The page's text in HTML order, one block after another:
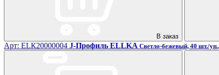
В заказ
Арт: ЕLК20000004 J-Профиль ELLKA Светло-бежевый, 40 шт./